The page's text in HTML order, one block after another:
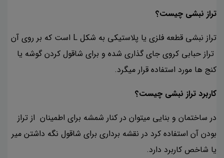
تراز نبشی چیست؟
تراز نبشی قطعه فلزی یا پلاستیکی به شکل L است که بر روی آن
تراز حبابی کروی جای گذاری شده و برای شاقول کردن گوشه یا
کنج ها مورد استفاده قرار میگرد.
کاربرد تراز نبشی چیست؟
در ساختمان و بنایی میتوان در کنار شمشه برای اطمینان از تراز
بودن آن استفاده کرد در نقشه برداری برای شاقول نگه داشتن میر
یا شاخص کاربرد دارد.